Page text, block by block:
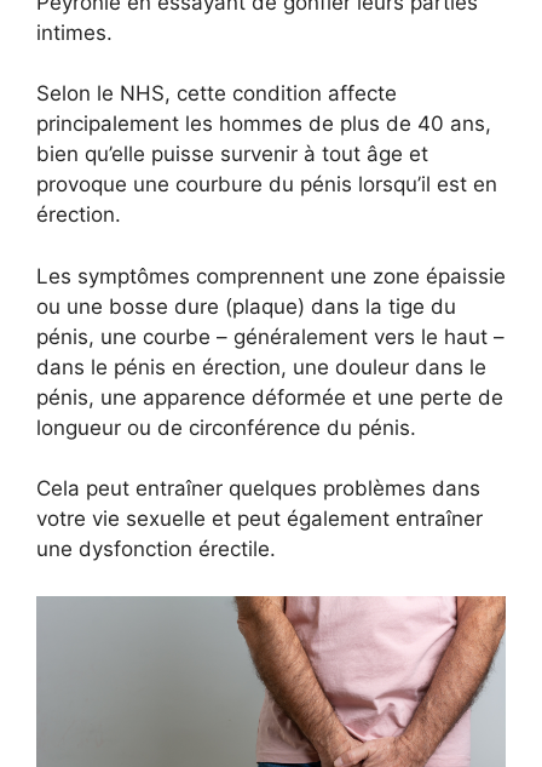
intimes.
Selon le NHS, cette condition affecte
principalement les hommes de plus de 40 ans,
bien qu’elle puisse survenir à tout âge et
provoque une courbure du pénis lorsqu’il est en
érection.
Les symptômes comprennent une zone épaissie
ou une bosse dure (plaque) dans la tige du
pénis, une courbe – généralement vers le haut –
dans le pénis en érection, une douleur dans le
pénis, une apparence déformée et une perte de
longueur ou de circonférence du pénis.
Cela peut entraîner quelques problèmes dans
votre vie sexuelle et peut également entraîner
une dysfonction érectile.